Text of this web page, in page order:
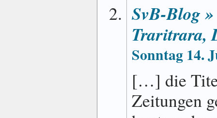
SvB-Blog
Traritrara,
Sonntag 14.
[…] die
Zeitungen